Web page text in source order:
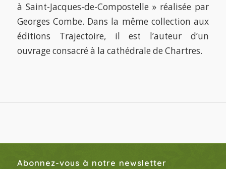
à Saint-Jacques-de-Compostelle » réalisée par
Georges Combe. Dans la même collection aux
éditions Trajectoire, il est l’auteur d’un
ouvrage consacré à la cathédrale de Chartres.
Abonnez-vous à notre newsletter